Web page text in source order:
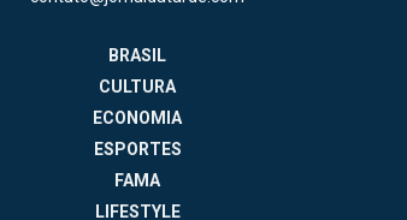
BRASIL
CULTURA
ECONOMIA
ESPORTES
FAMA
LIFESTYLE